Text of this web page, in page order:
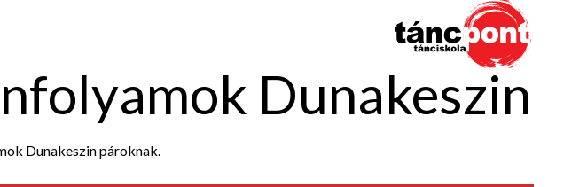
Dunakeszin
Dunakeszin pároknak.